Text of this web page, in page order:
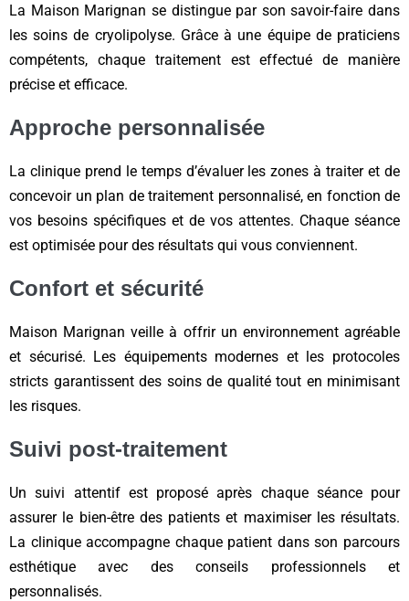
La Maison Marignan se distingue par son savoir-faire dans
les soins de cryolipolyse. Grâce à une équipe de praticiens
compétents, chaque traitement est effectué de manière
précise et efficace.
Approche personnalisée
La clinique prend le temps d’évaluer les zones à traiter et de
concevoir un plan de traitement personnalisé, en fonction de
vos besoins spécifiques et de vos attentes. Chaque séance
est optimisée pour des résultats qui vous conviennent.
Confort et sécurité
Maison Marignan veille à offrir un environnement agréable
et sécurisé. Les équipements modernes et les protocoles
stricts garantissent des soins de qualité tout en minimisant
les risques.
Suivi post-traitement
Un suivi attentif est proposé après chaque séance pour
assurer le bien-être des patients et maximiser les résultats.
La clinique accompagne chaque patient dans son parcours
esthétique avec des conseils professionnels et
personnalisés.